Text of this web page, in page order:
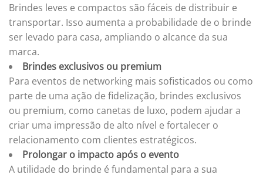
Brindes leves e compactos são fáceis de distribuir e
transportar. Isso aumenta a probabilidade de o brinde
ser levado para casa, ampliando o alcance da sua
marca.
Brindes exclusivos ou premium
Para eventos de networking mais sofisticados ou como
parte de uma ação de fidelização, brindes exclusivos
ou premium, como canetas de luxo, podem ajudar a
criar uma impressão de alto nível e fortalecer o
relacionamento com clientes estratégicos.
Prolongar o impacto após o evento
A utilidade do brinde é fundamental para a sua